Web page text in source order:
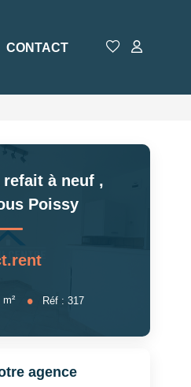
CONTACT
refait à neuf ,
Poissy
m² Réf :317
agence